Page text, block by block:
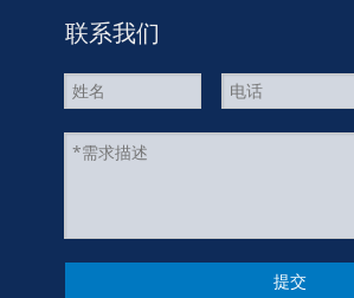
联系我们
提交